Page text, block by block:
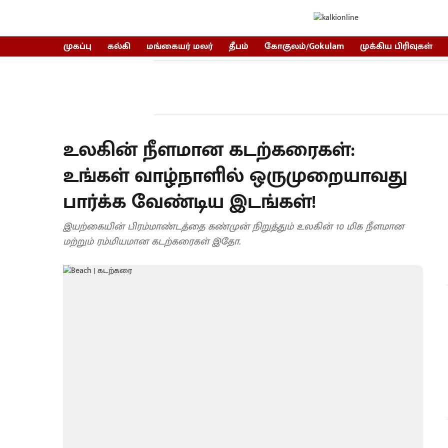
முகப்பு கல்கி மங்கையர் மலர் தீபம் கோகுலம்/Gokulam முக்கிய பிரிவுகள்
உலகின் நீளமான கடற்கரைகள்:
உங்கள் வாழ்நாளில் ஒருமுறையாவது
பார்க்க வேண்டிய இடங்கள்!
இயற்கையின் பிரம்மாண்டத்தை கண்முன் நிறுத்தும் உலகின் 10 மிக நீளமான
மற்றும் ரம்மியமான கடற்கரைகள் இதோ.